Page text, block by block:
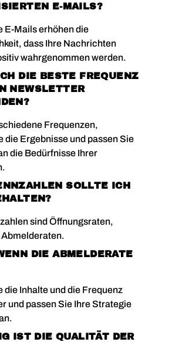
E-MAILS?
E-Mails erhöhen die
dass Ihre Nachrichten
wahrgenommen werden.
DIE BESTE FREQUENZ
NEWSLETTER
Frequenzen,
die Ergebnisse und passen Sie
die Bedürfnisse Ihrer
SOLLTE ICH
sind Öffnungsraten,
DIE ABMELDERATE
die Inhalte und die Frequenz
und passen Sie Ihre Strategie
IST DIE QUALITÄT DER